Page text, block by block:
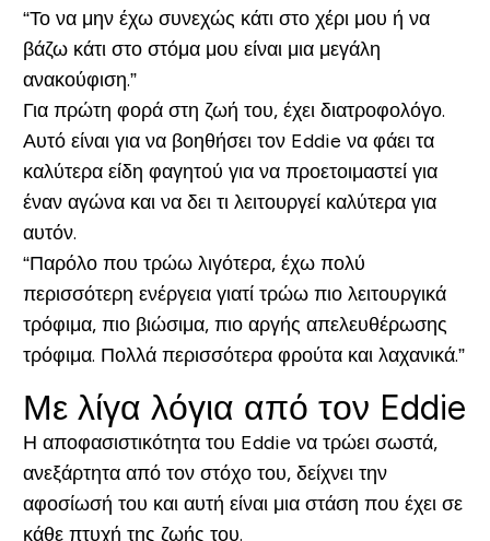
“Το να μην έχω συνεχώς κάτι στο χέρι μου ή να
βάζω κάτι στο στόμα μου είναι μια μεγάλη
ανακούφιση.”
Για πρώτη φορά στη ζωή του, έχει διατροφολόγο.
Αυτό είναι για να βοηθήσει τον Eddie να φάει τα
καλύτερα είδη φαγητού για να προετοιμαστεί για
έναν αγώνα και να δει τι λειτουργεί καλύτερα για
αυτόν.
“Παρόλο που τρώω λιγότερα, έχω πολύ
περισσότερη ενέργεια γιατί τρώω πιο λειτουργικά
τρόφιμα, πιο βιώσιμα, πιο αργής απελευθέρωσης
τρόφιμα. Πολλά περισσότερα φρούτα και λαχανικά.”
Με λίγα λόγια από τον Eddie
Η αποφασιστικότητα του Eddie να τρώει σωστά,
ανεξάρτητα από τον στόχο του, δείχνει την
αφοσίωσή του και αυτή είναι μια στάση που έχει σε
κάθε πτυχή της ζωής του.